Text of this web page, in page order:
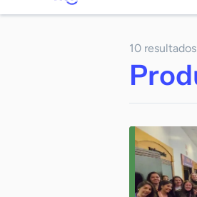
Agência
Notícias
10